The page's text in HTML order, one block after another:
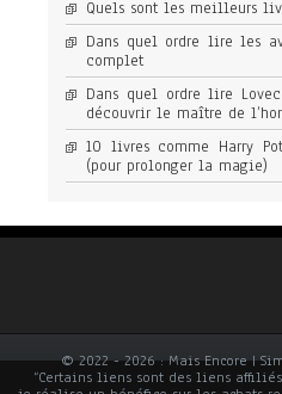
Quels sont les meilleurs
Dans quel ordre lire les
complet
Dans quel ordre lire
découvrir le maître de
10 livres comme Harry
(pour prolonger la magie)
© 2022 - 2026 : Mais Encore |
“Certains liens sont des liens